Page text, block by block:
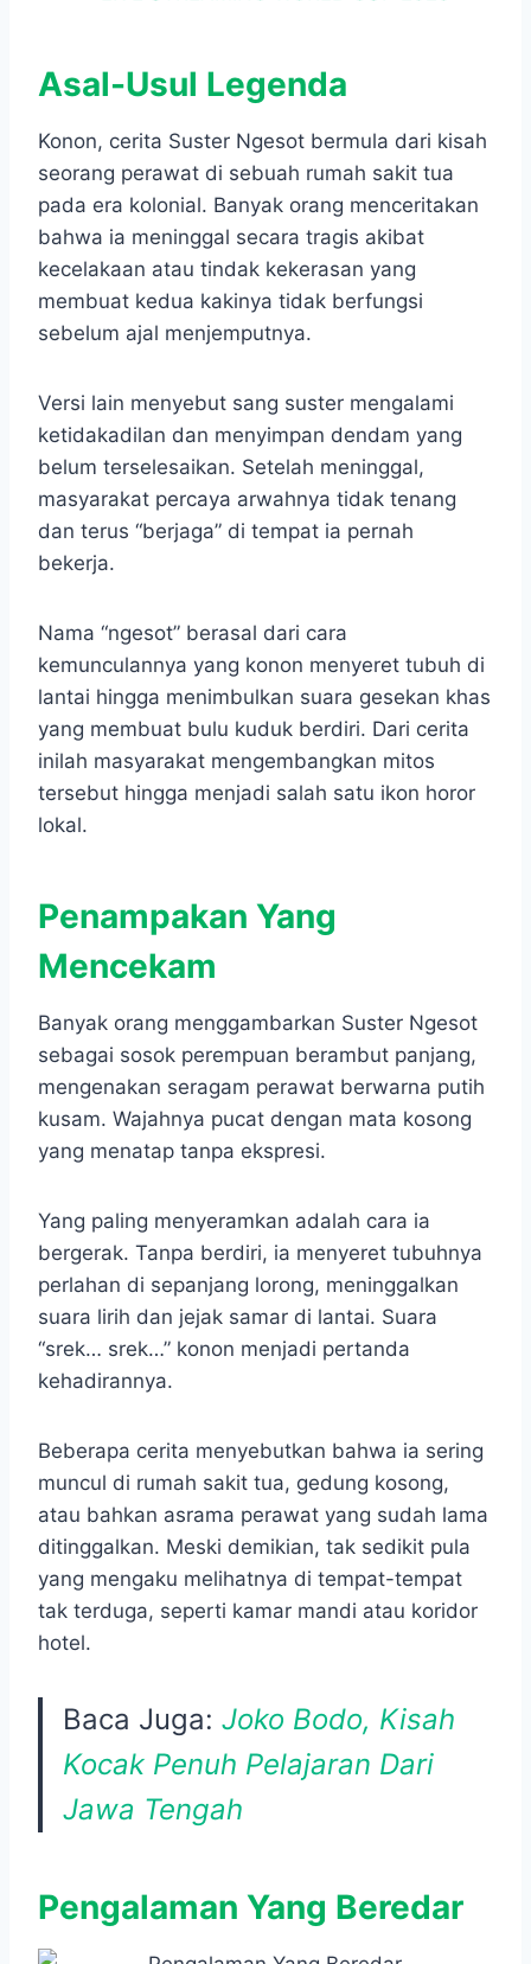
Asal-Usul Legenda
Konon, cerita Suster Ngesot bermula dari kisah
seorang perawat di sebuah rumah sakit tua
pada era kolonial. Banyak orang menceritakan
bahwa ia meninggal secara tragis akibat
kecelakaan atau tindak kekerasan yang
membuat kedua kakinya tidak berfungsi
sebelum ajal menjemputnya.
Versi lain menyebut sang suster mengalami
ketidakadilan dan menyimpan dendam yang
belum terselesaikan. Setelah meninggal,
masyarakat percaya arwahnya tidak tenang
dan terus “berjaga” di tempat ia pernah
bekerja.
Nama “ngesot” berasal dari cara
kemunculannya yang konon menyeret tubuh di
lantai hingga menimbulkan suara gesekan khas
yang membuat bulu kuduk berdiri. Dari cerita
inilah masyarakat mengembangkan mitos
tersebut hingga menjadi salah satu ikon horor
lokal.
Penampakan Yang
Mencekam
Banyak orang menggambarkan Suster Ngesot
sebagai sosok perempuan berambut panjang,
mengenakan seragam perawat berwarna putih
kusam. Wajahnya pucat dengan mata kosong
yang menatap tanpa ekspresi.
Yang paling menyeramkan adalah cara ia
bergerak. Tanpa berdiri, ia menyeret tubuhnya
perlahan di sepanjang lorong, meninggalkan
suara lirih dan jejak samar di lantai. Suara
“srek… srek…” konon menjadi pertanda
kehadirannya.
Beberapa cerita menyebutkan bahwa ia sering
muncul di rumah sakit tua, gedung kosong,
atau bahkan asrama perawat yang sudah lama
ditinggalkan. Meski demikian, tak sedikit pula
yang mengaku melihatnya di tempat-tempat
tak terduga, seperti kamar mandi atau koridor
hotel.
Baca Juga: Joko Bodo, Kisah
Kocak Penuh Pelajaran Dari
Jawa Tengah
Pengalaman Yang Beredar